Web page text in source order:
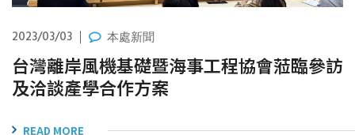
2023/03/03 本處新聞
台灣離岸風機基礎暨海事工程協會蒞臨參訪
及洽談產學合作方案
READ MORE